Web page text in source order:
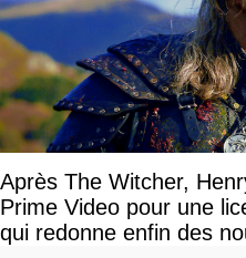
Après The Witcher,
Prime Video pour une
qui redonne enfin des